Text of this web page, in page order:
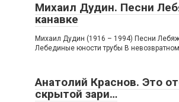
Михаил Дудин. Песни
канавке
Михаил Дудин (1916 – 1994) Песни
Лебединые юности трубы В невозвратном
Анатолий Краснов. Это
скрытой зари…